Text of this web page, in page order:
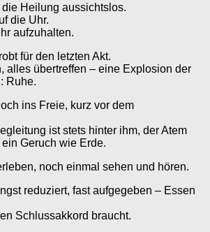
Heilung aussichtslos.
die Uhr.
aufzuhalten.
für den letzten Akt.
alles übertreffen – eine Explosion der
Ruhe.
ins Freie, kurz vor dem
ist stets hinter ihm, der Atem
Geruch wie Erde.
noch einmal sehen und hören.
reduziert, fast aufgegeben – Essen
Schlussakkord braucht.